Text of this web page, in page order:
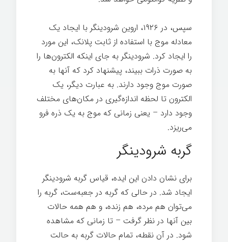
سپس، در ۱۹۲۶، اروین شرودینگر با ایجاد یک
معادله موج با استفاده از ثابت پلانک، این مورد
را ایجاد کرد. شرودینگر به جای اینکه الکترون‌ها را
به صورت ذرات ببیند، پیشنهاد کرد که آنها به
صورت موج وجود دارند. به عبارت دیگر، یک
الکترون تا لحظه اندازه‌گیری در مکان‌های مختلف
وجود دارد – یعنی زمانی که موج به یک ذره فرو
می‌ریزد.
گربه شرودینگر
برای نشان دادن این ایده، قیاس گربه شرودینگر
ایجاد شد. در حالی که گربه در جعبه‌ست، گربه را
می‌توان هم مرده، هم زنده، و هم همه حالات
بین آنها در نظر گرفت – تا زمانی که مشاهده
شود. در آن نقطه، تمام حالات گربه به حالت